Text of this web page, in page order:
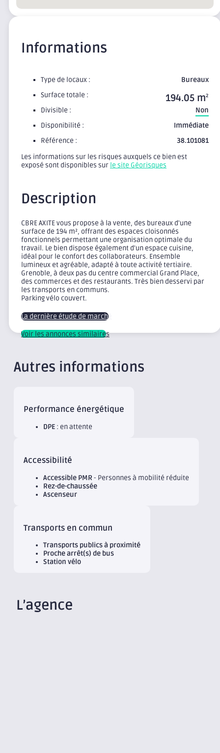
Informations
Type de locaux :
Bureaux
Surface totale :
194.05 m2
Divisible :
Non
Disponibilité :
Immédiate
Référence :
38.101081
Les informations sur les risques auxquels ce bien est
exposé sont disponibles sur le site Géorisques
Description
CBRE AXITE vous propose à la vente, des bureaux d'une
surface de 194 m², offrant des espaces cloisonnés
fonctionnels permettant une organisation optimale du
travail. Le bien dispose également d'un espace cuisine,
idéal pour le confort des collaborateurs. Ensemble
lumineux et agréable, adapté à toute activité tertiaire.
Grenoble, à deux pas du centre commercial Grand Place,
des commerces et des restaurants. Très bien desservi par
les transports en communs.
Parking vélo couvert.
La dernière étude de marché
Voir les annonces similaires
Autres informations
Performance énergétique
DPE : en attente
Accessibilité
Accessible PMR - Personnes à mobilité réduite
Rez-de-chaussée
Ascenseur
Transports en commun
Transports publics à proximité
Proche arrêt(s) de bus
Station vélo
L’agence